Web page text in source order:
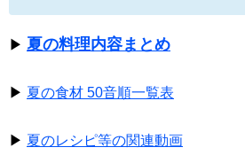
▶ 夏の料理内容まとめ
▶ 夏の食材 50音順一覧表
▶ 夏のレシピ等の関連動画